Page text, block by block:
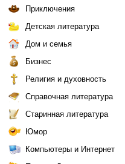
Приключения
Детская литература
Дом и семья
Бизнес
Религия и духовность
Справочная литература
Старинная литература
Юмор
Компьютеры и Интернет